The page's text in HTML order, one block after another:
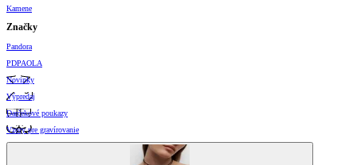
Kamene
Značky
Pandora
PDPAOLA
Novinky
Výpredaj
Darčekové poukazy
Vzory pre gravírovanie